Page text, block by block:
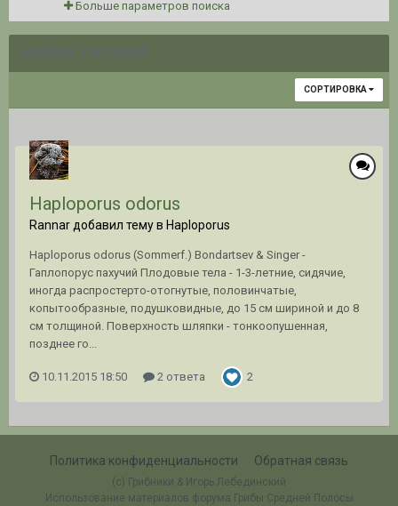
Больше параметров поиска
НАЙДЕНО 1 РЕЗУЛЬТАТ
СОРТИРОВКА
Haploporus odorus
Rannar добавил тему в Haploporus
Haploporus odorus (Sommerf.) Bondartsev & Singer -
Гаплопорус пахучий Плодовые тела - 1-3-летние, сидячие,
иногда распростерто-отогнутые, половинчатые,
копытообразные, подушковидные, до 15 см шириной и до 8
см толщиной. Поверхность шляпки - тонкоопушенная,
позднее го...
10.11.2015 18:50 2 ответа 2
Политика конфиденциальности Обратная связь
(c) Грибники & Игорь Лебединский
Использование материалов форума Грибы Средней Полосы